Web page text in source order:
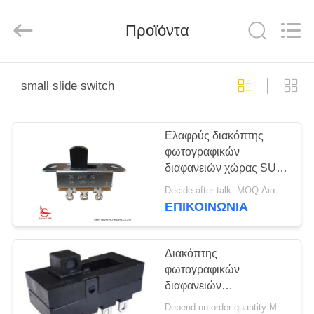
ΠΡΟΪΌΝΤΑ
ΒΊΝΤΕΟ
ΕΜΦΆΝΙΣΗ
VR
ΠΕΡΊΠΟΥ
ΕΜΕΊΣ
Rights
Προϊόντα
small slide switch
Ελαφρύς διακόπτης
φωτογραφικών
διαφανειών χώρας SUS,
DPDT -ΕΠΆΝΩ,
35*13*9mm, UL,
Decide after talk. MOQ:Διαπραγματεύσιμο
ΕΠΙΚΟΙΝΩΝΊΑ
Διακόπτης
φωτογραφικών
διαφανειών
κατασκευαστών της
Depend on order quantity MOQ:1000